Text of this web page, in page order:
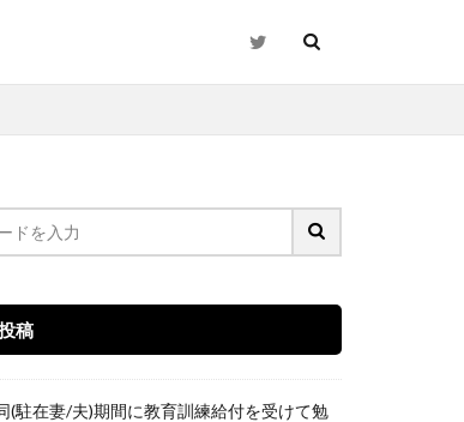
稿
(駐在妻/夫)期間に教育訓練給付を受けて勉